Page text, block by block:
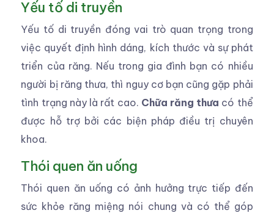
Yếu tố di truyền
Yếu tố di truyền đóng vai trò quan trọng trong
việc quyết định hình dáng, kích thước và sự phát
triển của răng. Nếu trong gia đình bạn có nhiều
người bị răng thưa, thì nguy cơ bạn cũng gặp phải
tình trạng này là rất cao. Chữa răng thưa có thể
được hỗ trợ bởi các biện pháp điều trị chuyên
khoa.
Thói quen ăn uống
Thói quen ăn uống có ảnh hưởng trực tiếp đến
sức khỏe răng miệng nói chung và có thể góp